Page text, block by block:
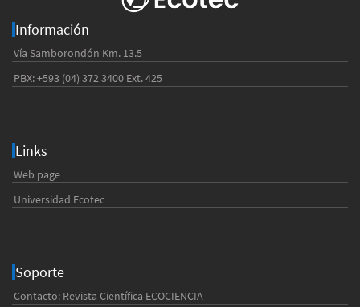
Información
Vía Samborondón Km. 13.5
PBX: +593 (04) 372 3400 Ext. 425
Links
Web page
Universidad Ecotec
Soporte
Contacto: Revista Científica ECOCIENCIA